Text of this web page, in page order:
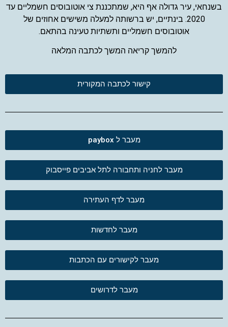
בשנחאי, עיר גדולה אף היא, שמתכננת צי אוטובוסים חשמליים עד
2020. בינתיים, יש ברשותה למעלה משישים אחוזים של
אוטובוסים חשמליים ותשתיות טעינה בהתאם.
להמשך קריאה המשך לכתבה המלאה
קישור לכתבה המקורית
מעבר ל paybox
מעבר לחניה ותחבורה לתל אביבים פייסבוק
מעבר לדף העתירה
מעבר לחדשות
מעבר לקישורים עם הכתבות
מעבר לדרושים